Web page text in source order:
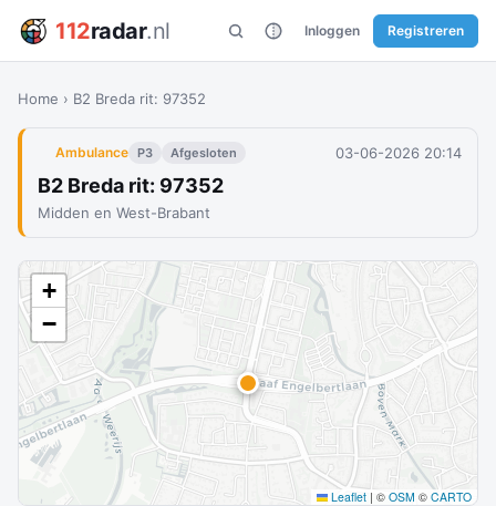
112radar.nl Inloggen Registreren
Home › B2 Breda rit: 97352
Ambulance P3 Afgesloten 03-06-2026 20:14
B2 Breda rit: 97352
Midden en West-Brabant
+
−
Leaflet | © OSM © CARTO